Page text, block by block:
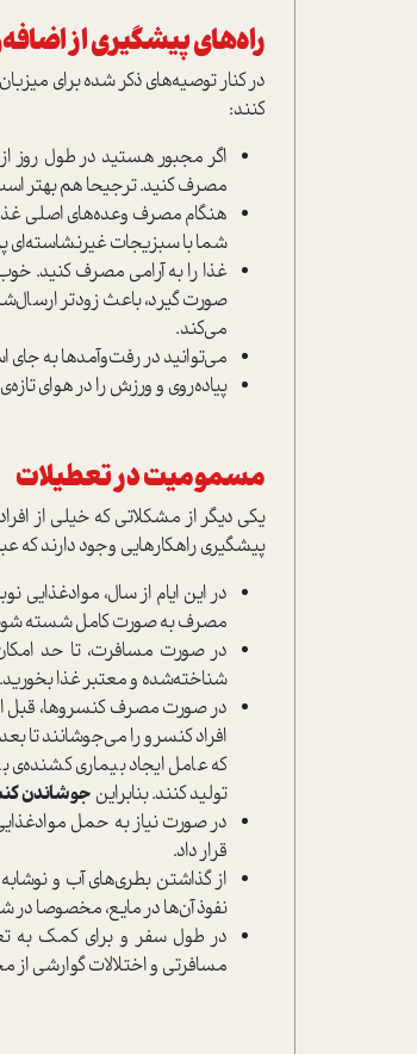
راه‌های پیشگیری از
در کنار توصیه‌های ذکر شده برای
کنند:
اگر مجبور هستید در طول روز
مصرف کنید. ترجیحا هم بهتر
هنگام مصرف وعده‌های اصلی
شما با سبزیجات غیرنشاسته‌ای
غذا را به آرامی مصرف کنید.
صورت گیرد، باعث زودتر
می‌کند.
می‌توانید در رفت‌وآمدها به جای
پیاده‌روی و ورزش را در هوای
مسمومیت در تعطیلات
یکی دیگر از مشکلاتی که خیلی از
پیشگیری راهکارهایی وجود دارند که
در این ایام از سال،
مصرف به صورت کامل شسته
در صورت مسافرت، تا حد
شناخته‌شده و معتبر غذا بخورید.
افراد کنسرو را می‌جوشانند تا
که عامل ایجاد بیماری
تولید کنند. بنابراین جوشاندن
در صورت نیاز به حمل
قرار داد.
از گذاشتن بطری‌های آب و
نفوذ آن‌ها در مایع، مخصوصا در
در طول سفر و برای کمک به
مسافرتی و اختلالات گوارشی از